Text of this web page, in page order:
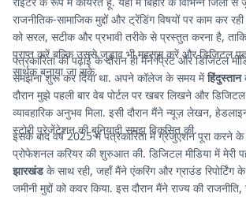
राजनीतिक-सामाजिक मुद्दों और ट्रेंडिंग विषयों पर काम कर
को सरल, सटीक और प्रभावी तरीके से प्रस्तुत करना है, ताकि
प्राप्त करें बल्कि उससे जुड़ाव भी महसूस करें और डिजिटल
सार्थक बनाया जा सके.
पत्रकारिता की पढ़ाई के दौरान ही मैंने प्रिंट और डिजिटल
समझना शुरू कर दिया था. अपने कॉलेज के समय मेंहिंदुस्तान
दौरान मुझे पहली बार वेब पोर्टल पर खबर लिखने और
व्यावहारिक अनुभव मिला. इसी दौरान मैंने न्यूज़ लेखन,
स्टोरी प्रेजेंटेशन की बुनियादी समझ विकसित की.
इसके बाद वर्ष 2025 में पत्रकारिता में ग्रेजुएशन पूरा करने
प्रोफेशनल करियर की शुरुआत की. डिजिटल मीडिया में मेरी
झारखंडके साथ रही, जहाँ मैंने एंकरिंग और ग्राउंड रिपोर्टिंग
जमीनी मुद्दों को कवर किया. इस दौरान मैंने राज्य की